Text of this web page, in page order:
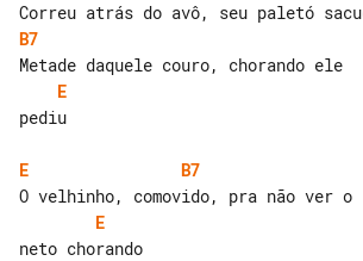
B7
E
pediu
E
B7
E